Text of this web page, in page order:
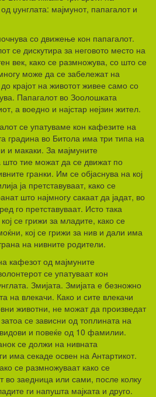
џунглата: мајмунот, папагалот и
со движење кон папагалот.
се дискутира за неговото место на
век, како се размножува, со што се
може да се забележат на
крајот на животот живее само со
Папагалот во Зоолошката
а воедно и најстар нејзин жител.
се упатуваме кон кафезите на
градина во Битола има три типа на
и макаки. За мајмуните
што тие можат да се движат по
гранки. Им се објаснува на кој
ја претставуваат, како се
што најмногу сакаат да јадат, во
го претставуваат. Исто така
се грижи за младите, како се
кој се грижи за нив и дали има
на нивните родители.
кафезот од мајмуните
се упатуваат кон
Змијата. Змијата е безножно
на влекачи. Како и сите влекачи
животни, не можат да произведат
се зависни од топлината на
и повеќе од 10 фамилии.
се должи на нивната
има секаде освен на Антартикот.
се размножуваат како се
во заедница или сами, после колку
ги напушта мајката и друго.